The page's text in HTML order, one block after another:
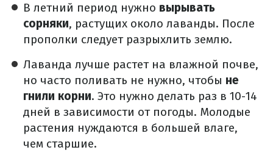
В летний период нужно вырывать
сорняки, растущих около лаванды. После
прополки следует разрыхлить землю.
Лаванда лучше растет на влажной почве,
но часто поливать не нужно, чтобы не
гнили корни. Это нужно делать раз в 10-14
дней в зависимости от погоды. Молодые
растения нуждаются в большей влаге,
чем старшие.